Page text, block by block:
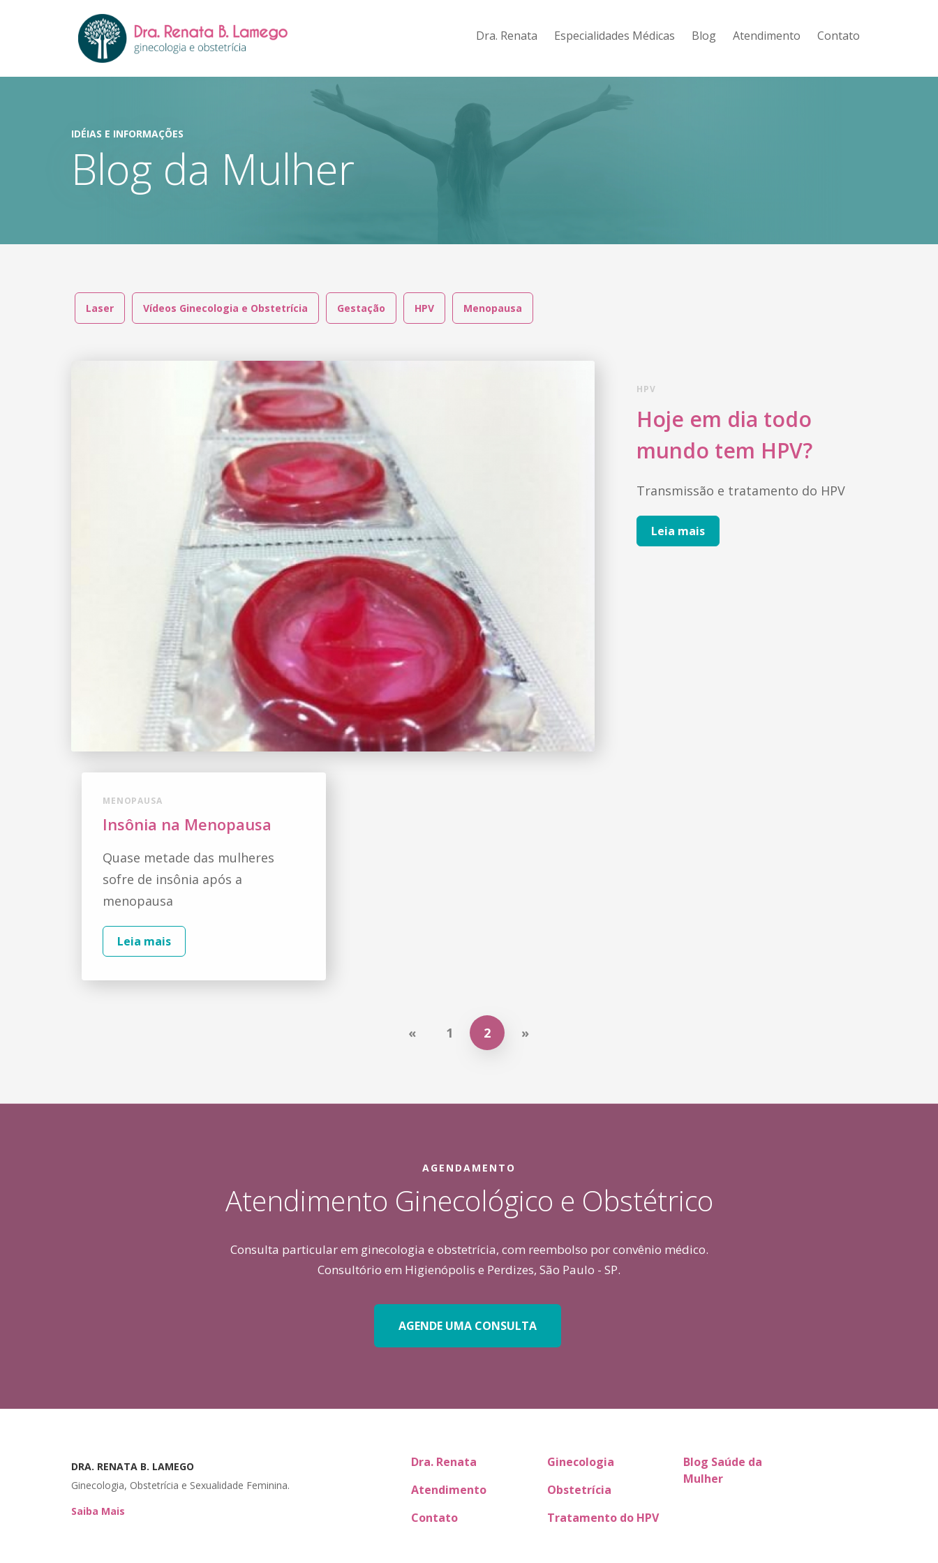
Dra. Renata Especialidades Médicas Blog Atendimento Contato
IDÉIAS E INFORMAÇÕES
Blog da Mulher
Laser Vídeos Ginecologia e Obstetrícia Gestação HPV Menopausa
HPV
Hoje em dia todo
mundo tem HPV?
Transmissão e tratamento do HPV
Leia mais
MENOPAUSA
Insônia na Menopausa
Quase metade das mulheres
sofre de insônia após a
menopausa
Leia mais
« 1 2 »
AGENDAMENTO
Atendimento Ginecológico e Obstétrico
Consulta particular em ginecologia e obstetrícia, com reembolso por convênio médico.
Consultório em Higienópolis e Perdizes, São Paulo - SP.
AGENDE UMA CONSULTA
DRA. RENATA B. LAMEGO
Ginecologia, Obstetrícia e Sexualidade Feminina.
Saiba Mais
Dra. Renata
Atendimento
Contato
Ginecologia
Obstetrícia
Tratamento do HPV
Blog Saúde da
Mulher